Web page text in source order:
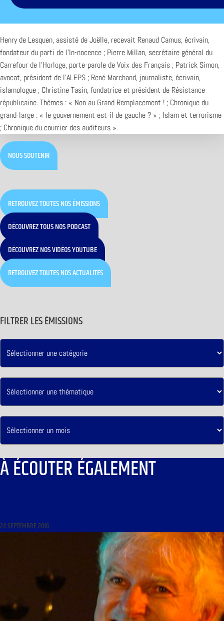
Henry de Lesquen, assisté de Joëlle, recevait Renaud Camus, écrivain,
fondateur du parti de l’In-nocence ; Pierre Millan, secrétaire général du
Carrefour de l’Horloge, porte-parole deVoix des Français ; Patrick Simon,
avocat, président de l’ALEPS ; René Marchand, journaliste, écrivain,
islamologue ; Christine Tasin, fondatrice et président de Résistance
républicaine. Thèmes : « Non au Grand Remplacement ! ; Chronique du
grand-large : « le gouvernement est-il de gauche ? » ; Islam et terrorisme
; Chronique du courrier des auditeurs ».
NOUS SOUTENIR
RETROUVEZ TOUTES NOS ÉMISSIONS
DÉCOUVREZ TOUS NOS PODCAST
DÉCOUVREZ NOS VIDÉOS YOUTUBE
RETROUVEZ TOUTES NOS ACTUALITÉS
FILTRER LES ÉMISSIONS
À ÉCOUTER ÉGALEMENT
24 SEPTEMBRE 2016